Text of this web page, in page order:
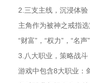
2.三支主线，沉浸体验
主角作为被神之戒指
“财富”，“权力”，“名
3.八大职业，策略战
游戏中包含8大职业：